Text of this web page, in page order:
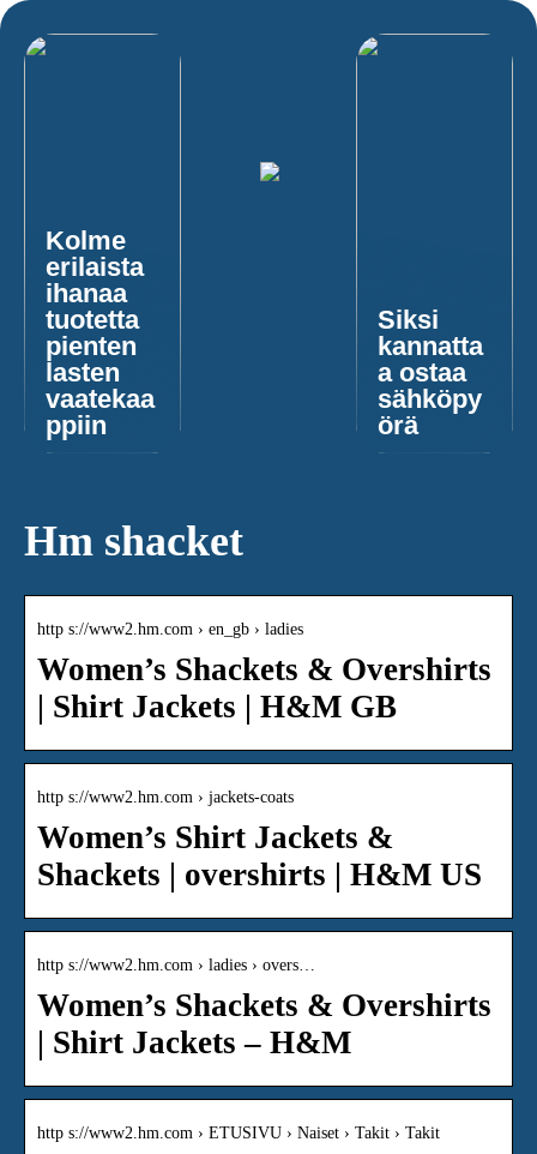
Kolme
erilaista
ihanaa
tuotetta
pienten
lasten
vaatekaa
ppiin
Siksi
kannatta
a ostaa
sähköpy
örä
Hm shacket
http s://www2.hm.com › en_gb › ladies
Women’s Shackets & Overshirts
| Shirt Jackets | H&M GB
http s://www2.hm.com › jackets-coats
Women’s Shirt Jackets &
Shackets | overshirts | H&M US
http s://www2.hm.com › ladies › overs…
Women’s Shackets & Overshirts
| Shirt Jackets – H&M
http s://www2.hm.com › ETUSIVU › Naiset › Takit › Takit